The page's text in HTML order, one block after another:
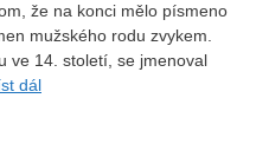
že na konci mělo písmeno
mužského rodu zvykem.
ve 14. století, se jmenoval
dál